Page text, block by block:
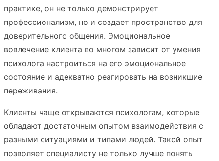
практике, он не только демонстрирует
профессионализм, но и создает пространство для
доверительного общения. Эмоциональное
вовлечение клиента во многом зависит от умения
психолога настроиться на его эмоциональное
состояние и адекватно реагировать на возникшие
переживания.
Клиенты чаще открываются психологам, которые
обладают достаточным опытом взаимодействия с
разными ситуациями и типами людей. Такой опыт
позволяет специалисту не только лучше понять